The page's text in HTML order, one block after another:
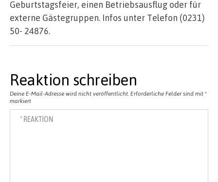
Geburtstagsfeier, einen Betriebsausflug oder für
externe Gästegruppen. Infos unter Telefon (0231)
50- 24876.
Reaktion schreiben
Deine E-Mail-Adresse wird nicht veröffentlicht. Erforderliche Felder sind mit *
markiert